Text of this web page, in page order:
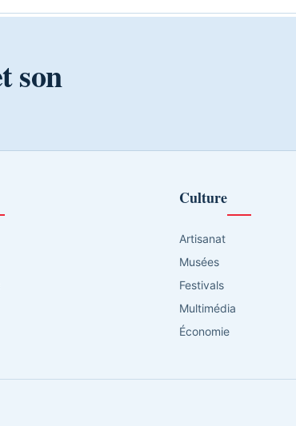
son
Culture
Artisanat
Musées
Festivals
Multimédia
Économie